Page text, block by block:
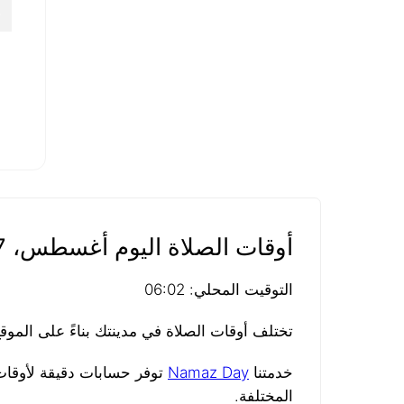
أوقات الصلاة اليوم أغسطس، 07، 2026
التوقيت المحلي: 06:02
تختلف أوقات الصلاة في مدينتك بناءً على
خدمتنا Namaz Day توفر حسابات دقيقة
المختلفة.